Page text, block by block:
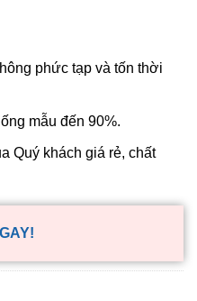
phức tạp và tốn thời
mẫu đến 90%.
Quý khách giá rẻ, chất